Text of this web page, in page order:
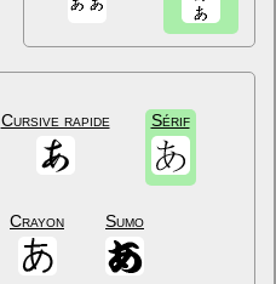
Cursive rapide Sérif
Crayon Sumo